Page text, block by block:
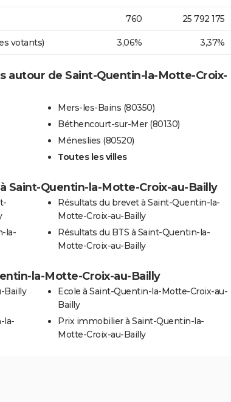
760 25 792 175
votants) 3,06% 3,37%
autour de Saint-Quentin-la-Motte-Croix-
Mers-les-Bains (80350)
Béthencourt-sur-Mer (80130)
Méneslies (80520)
Toutes les villes
Saint-Quentin-la-Motte-Croix-au-Bailly
la-
Résultats du brevet à Saint-Quentin-la-
Motte-Croix-au-Bailly
Résultats du BTS à Saint-Quentin-la-
Motte-Croix-au-Bailly
la-Motte-Croix-au-Bailly
Bailly
la-
Ecole à Saint-Quentin-la-Motte-Croix-au-
Bailly
Prix immobilier à Saint-Quentin-la-
Motte-Croix-au-Bailly